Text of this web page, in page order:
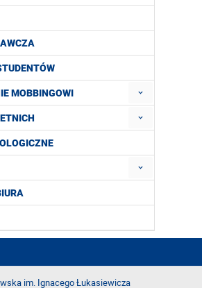
MOBBINGOWI
im. Ignacego Łukasiewicza